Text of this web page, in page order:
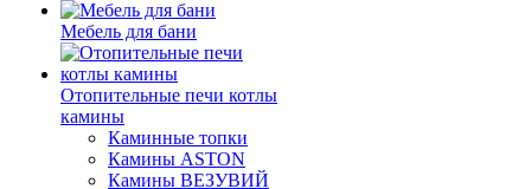
Мебель для бани
Отопительные печи котлы
камины
Каминные топки
Камины ASTON
Камины ВЕЗУВИЙ